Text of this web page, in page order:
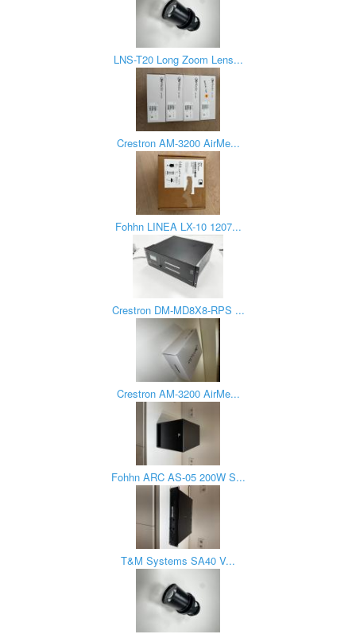
LNS-T20 Long Zoom Lens...
Crestron AM-3200 AirMe...
Fohhn LINEA LX-10 1207...
Crestron DM-MD8X8-RPS ...
Crestron AM-3200 AirMe...
Fohhn ARC AS-05 200W S...
T&M Systems SA40 V...